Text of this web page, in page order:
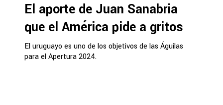
El aporte de Juan Sanabria
que el América pide a gritos
El uruguayo es uno de los objetivos de las Águilas
para el Apertura 2024.